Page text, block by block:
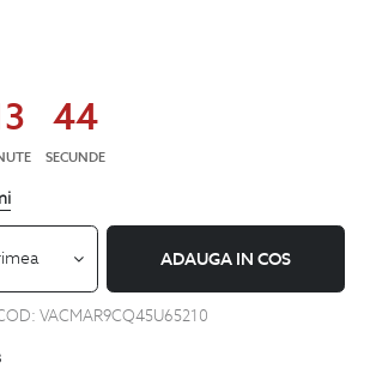
43
SECUNDE
ADAUGA IN COS
VACMAR9CQ45U65210